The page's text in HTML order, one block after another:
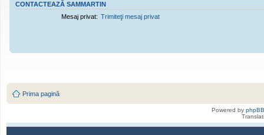
CONTACTEAZĂ SAMMARTIN
Mesaj privat: Trimiteţi mesaj privat
Prima pagină
Powered by phpBB